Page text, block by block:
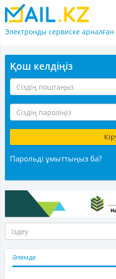
Электронды сервиске арналған
Қош келдіңіз
Парольді ұмыттыңыз ба?
Әлемде